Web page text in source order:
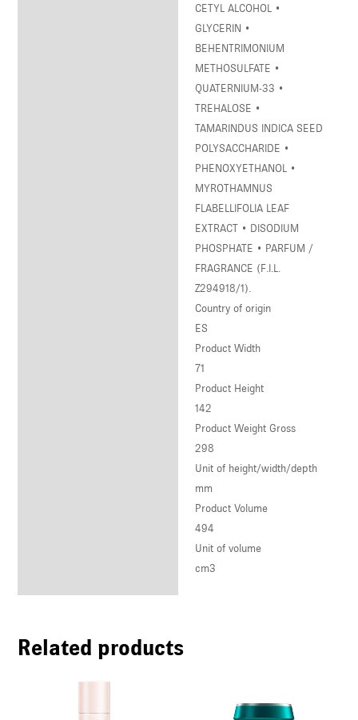
CETYL ALCOHOL •
GLYCERIN •
BEHENTRIMONIUM
METHOSULFATE •
QUATERNIUM-33 •
TREHALOSE •
TAMARINDUS INDICA SEED
POLYSACCHARIDE •
PHENOXYETHANOL •
MYROTHAMNUS
FLABELLIFOLIA LEAF
EXTRACT • DISODIUM
PHOSPHATE • PARFUM /
FRAGRANCE (F.I.L.
Z294918/1).
Country of origin
ES
Product Width
71
Product Height
142
Product Weight Gross
298
Unit of height/width/depth
mm
Product Volume
494
Unit of volume
cm3
Related products